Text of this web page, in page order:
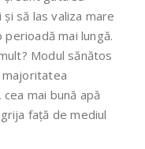
să las valiza mare
mai lungă.
Modul sănătos
majoritatea
mai bună apă
față de mediul